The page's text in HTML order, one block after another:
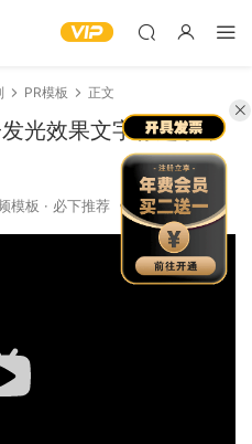
PR模板 正文
光效果文字标题字幕
模板 · 必下推荐 1.08k